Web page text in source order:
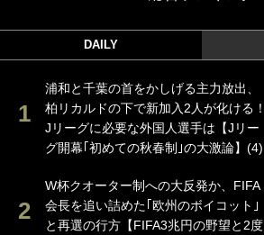
DAILY
浦和と千葉の首をかしげる主力放出、
柏リカルドの下で新加入2人が化ける！
Jリーグに必要な外国人選手は【Jリー
グ開幕｢初めての秋春制｣の大激論】(4)
W杯クオーター制への大反発か、FIFA
会長を追い詰めた｢欧州のボイコット｣
と再選の行方【FIFA3兆円の野望と2度